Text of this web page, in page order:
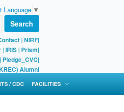
Language ▼
Search
|NIRF|
|IRIS | Prism|
| Pledge_CVC|
Alumni
/ CDC FACILITIES